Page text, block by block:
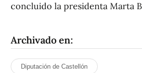
concluido la presidenta Marta
Archivado en:
Diputación de Castellón